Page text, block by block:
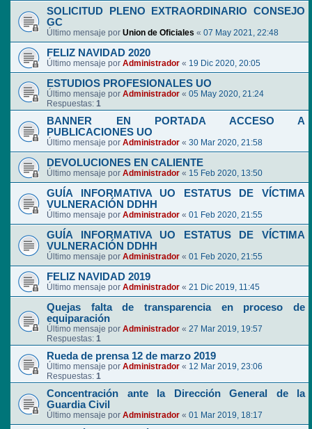
SOLICITUD PLENO EXTRAORDINARIO CONSEJO
GC
Último mensaje por Union de Oficiales « 07 May 2021, 22:48
FELIZ NAVIDAD 2020
Último mensaje por Administrador « 19 Dic 2020, 20:05
ESTUDIOS PROFESIONALES UO
Último mensaje por Administrador « 05 May 2020, 21:24
Respuestas: 1
BANNER EN PORTADA ACCESO A
PUBLICACIONES UO
Último mensaje por Administrador « 30 Mar 2020, 21:58
DEVOLUCIONES EN CALIENTE
Último mensaje por Administrador « 15 Feb 2020, 13:50
GUÍA INFORMATIVA UO ESTATUS DE VÍCTIMA
VULNERACIÓN DDHH
Último mensaje por Administrador « 01 Feb 2020, 21:55
GUÍA INFORMATIVA UO ESTATUS DE VÍCTIMA
VULNERACIÓN DDHH
Último mensaje por Administrador « 01 Feb 2020, 21:55
FELIZ NAVIDAD 2019
Último mensaje por Administrador « 21 Dic 2019, 11:45
Quejas falta de transparencia en proceso de
equiparación
Último mensaje por Administrador « 27 Mar 2019, 19:57
Respuestas: 1
Rueda de prensa 12 de marzo 2019
Último mensaje por Administrador « 12 Mar 2019, 23:06
Respuestas: 1
Concentración ante la Dirección General de la
Guardia Civil
Último mensaje por Administrador « 01 Mar 2019, 18:17